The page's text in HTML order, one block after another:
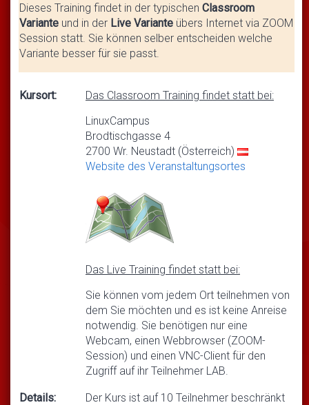
Dieses Training findet in der typischen Classroom
Variante und in der Live Variante übers Internet via ZOOM
Session statt. Sie können selber entscheiden welche
Variante besser für sie passt.
Kursort:
Das Classroom Training findet statt bei:
LinuxCampus
Brodtischgasse 4
2700 Wr. Neustadt (Österreich)
Website des Veranstaltungsortes
Das Live Training findet statt bei:
Sie können vom jedem Ort teilnehmen von
dem Sie möchten und es ist keine Anreise
notwendig. Sie benötigen nur eine
Webcam, einen Webbrowser (ZOOM-
Session) und einen VNC-Client für den
Zugriff auf ihr Teilnehmer LAB.
Details:
Der Kurs ist auf 10 Teilnehmer beschränkt